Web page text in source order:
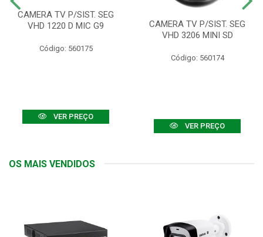
CAMERA TV P/SIST. SEG
VHD 1220 D MIC G9
Código: 560175
VER PREÇO
CAMERA TV P/SIST. SEG
VHD 3206 MINI SD
Código: 560174
VER PREÇO
OS MAIS VENDIDOS